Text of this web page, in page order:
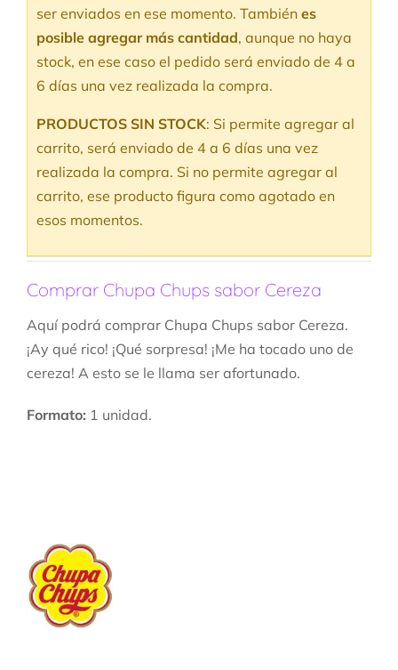
ser enviados en ese momento. También es
posible agregar más cantidad, aunque no haya
stock, en ese caso el pedido será enviado de 4 a
6 días una vez realizada la compra.
PRODUCTOS SIN STOCK: Si permite agregar al
carrito, será enviado de 4 a 6 días una vez
realizada la compra. Si no permite agregar al
carrito, ese producto figura como agotado en
esos momentos.
Comprar Chupa Chups sabor Cereza
Aquí podrá comprar Chupa Chups sabor Cereza.
¡Ay qué rico! ¡Qué sorpresa! ¡Me ha tocado uno de
cereza! A esto se le llama ser afortunado.
Formato: 1 unidad.